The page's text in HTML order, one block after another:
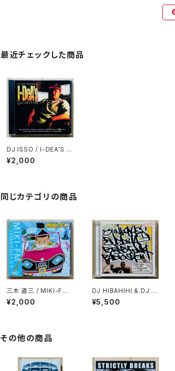
最近チェックした商品
DJ ISSO / I-DEA'S C
OLLECTION
¥2,000
同じカテゴリの商品
三木 道三 / MIKI-FM 1
998MEGAヘルス
¥2,000
DJ HIBAHIHI & DJ B
OBO JAMES / STINK
Y ASS BUDDHA POR
¥5,500
その他の商品